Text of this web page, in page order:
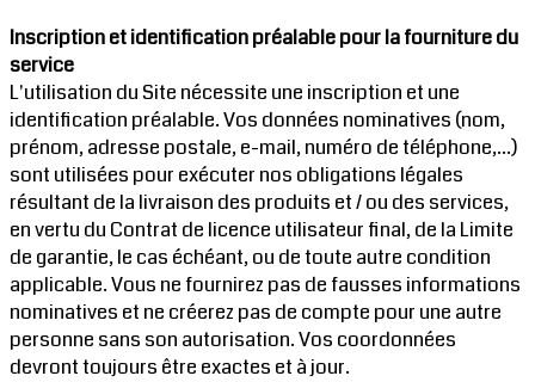
Inscription et identification préalable pour la fourniture du
service
L'utilisation du Site nécessite une inscription et une
identification préalable. Vos données nominatives (nom,
prénom, adresse postale, e-mail, numéro de téléphone,...)
sont utilisées pour exécuter nos obligations légales
résultant de la livraison des produits et / ou des services,
en vertu du Contrat de licence utilisateur final, de la Limite
de garantie, le cas échéant, ou de toute autre condition
applicable. Vous ne fournirez pas de fausses informations
nominatives et ne créerez pas de compte pour une autre
personne sans son autorisation. Vos coordonnées
devront toujours être exactes et à jour.